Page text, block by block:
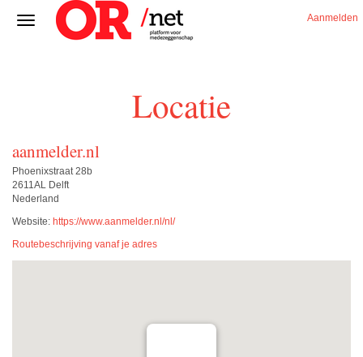
Aanmelden
Locatie
aanmelder.nl
Phoenixstraat 28b
2611AL Delft
Nederland
Website: https://www.aanmelder.nl/nl/
Routebeschrijving vanaf je adres